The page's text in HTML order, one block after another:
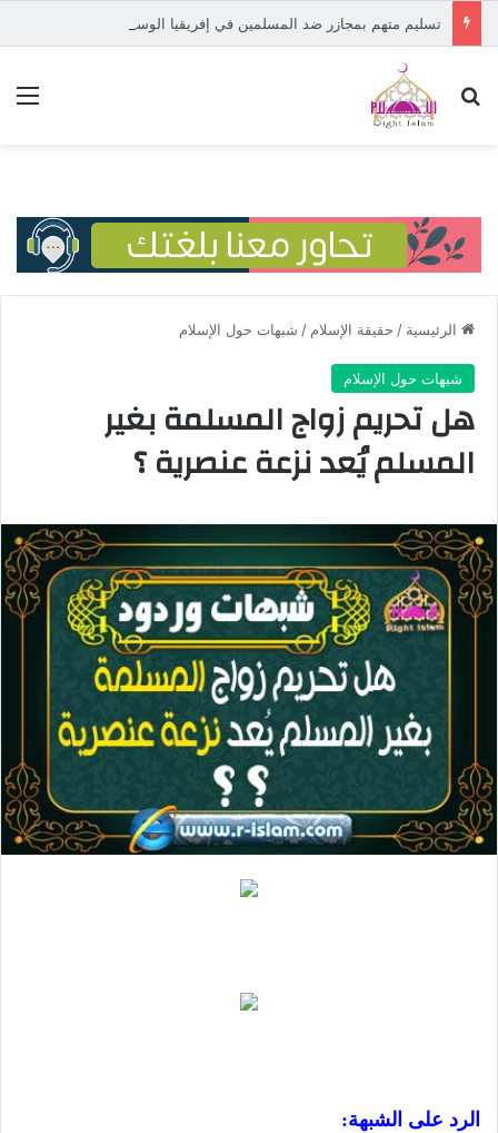
بحث عن
الرئيسية / حقيقة الإسلام / شبهات حول الإسلام
شبهات حول الإسلام
هل تحريم زواج المسلمة بغير
المسلم يُعد نزعة عنصرية ؟
الرد على الشبهة: